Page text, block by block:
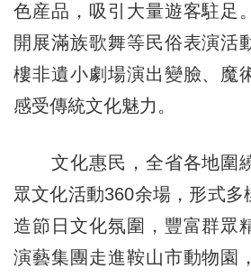
色産品，吸引大量遊客駐足
開展滿族歌舞等民俗表演活
樓非遺小劇場演出變臉、魔
感受傳統文化魅力。
文化惠民，全省各地圍
眾文化活動360余場，形式多
造節日文化氛圍，豐富群眾
演藝集團走進鞍山市動物園